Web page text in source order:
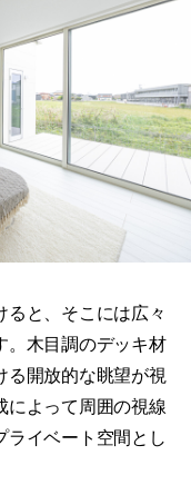
ると、そこには広々
。木目調のデッキ材
る開放的な眺望が視
によって周囲の視線
ライベート空間とし